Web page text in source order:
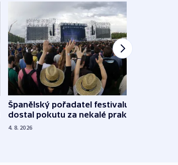
Španělský pořadatel festivalu
dostal pokutu za nekalé praktiky
4. 8. 2026